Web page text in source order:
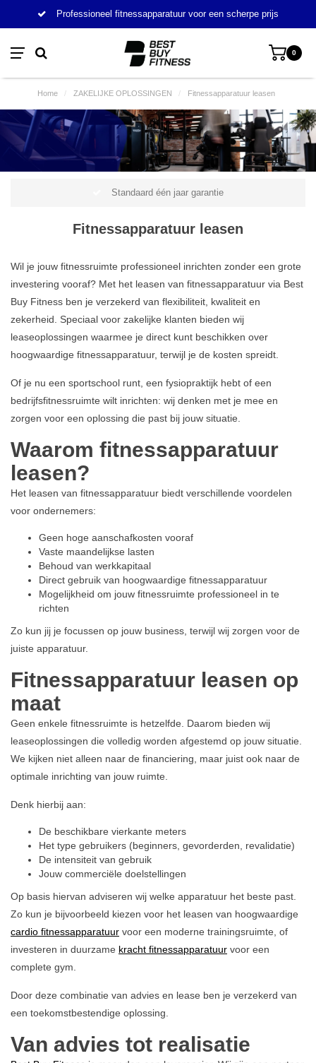
Professioneel fitnessapparatuur voor een scherpe prijs
0
Home / ZAKELIJKE OPLOSSINGEN / Fitnessapparatuur leasen
Standaard één jaar garantie
Fitnessapparatuur leasen
Wil je jouw fitnessruimte professioneel inrichten zonder een grote
investering vooraf? Met het leasen van fitnessapparatuur via Best
Buy Fitness ben je verzekerd van flexibiliteit, kwaliteit en
zekerheid. Speciaal voor zakelijke klanten bieden wij
leaseoplossingen waarmee je direct kunt beschikken over
hoogwaardige fitnessapparatuur, terwijl je de kosten spreidt.
Of je nu een sportschool runt, een fysiopraktijk hebt of een
bedrijfsfitnessruimte wilt inrichten: wij denken met je mee en
zorgen voor een oplossing die past bij jouw situatie.
Waarom fitnessapparatuur
leasen?
Het leasen van fitnessapparatuur biedt verschillende voordelen
voor ondernemers:
Geen hoge aanschafkosten vooraf
Vaste maandelijkse lasten
Behoud van werkkapitaal
Direct gebruik van hoogwaardige fitnessapparatuur
Mogelijkheid om jouw fitnessruimte professioneel in te
richten
Zo kun jij je focussen op jouw business, terwijl wij zorgen voor de
juiste apparatuur.
Fitnessapparatuur leasen op
maat
Geen enkele fitnessruimte is hetzelfde. Daarom bieden wij
leaseoplossingen die volledig worden afgestemd op jouw situatie.
We kijken niet alleen naar de financiering, maar juist ook naar de
optimale inrichting van jouw ruimte.
Denk hierbij aan:
De beschikbare vierkante meters
Het type gebruikers (beginners, gevorderden, revalidatie)
De intensiteit van gebruik
Jouw commerciële doelstellingen
Op basis hiervan adviseren wij welke apparatuur het beste past.
Zo kun je bijvoorbeeld kiezen voor het leasen van hoogwaardige
cardio fitnessapparatuur voor een moderne trainingsruimte, of
investeren in duurzame kracht fitnessapparatuur voor een
complete gym.
Door deze combinatie van advies en lease ben je verzekerd van
een toekomstbestendige oplossing.
Van advies tot realisatie